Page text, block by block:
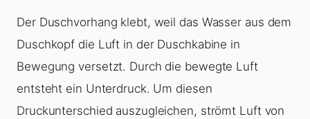
Der Duschvorhang klebt, weil das Wasser aus dem
Duschkopf die Luft in der Duschkabine in
Bewegung versetzt. Durch die bewegte Luft
entsteht ein Unterdruck. Um diesen
Druckunterschied auszugleichen, strömt Luft von